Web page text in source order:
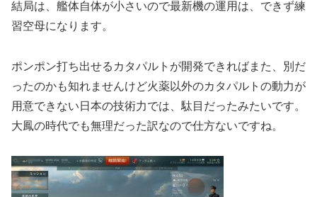
結局は、艦体自体が小さいので最新機の運用は、できず練
習空母になります。
ポンポン打ち出せるカタパルトが開発できればまた、別だ
ったのかも知れませんけど火薬以外のカタパルトの動力が
用意できない日本の技術力では、駄目だったみたいです。
大鳳の時代でも無理だった訳なので仕方ないですね。